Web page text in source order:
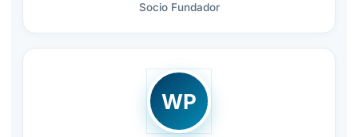
Socio Fundador
WP